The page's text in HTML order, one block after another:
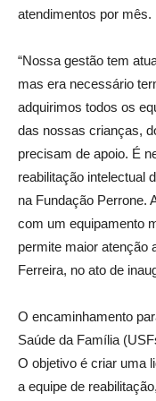
atendimentos por mês.
“Nossa gestão tem
mas era necessário
adquirimos todos os
das nossas crianças,
precisam de apoio. É
reabilitação intelectual
na Fundação Perrone.
com um equipamento
permite maior atenção
Ferreira, no ato de
O encaminhamento
Saúde da Família
O objetivo é criar uma
a equipe de